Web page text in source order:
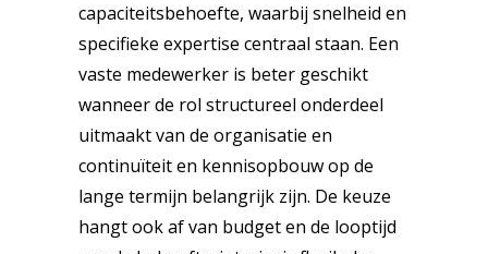
capaciteitsbehoefte, waarbij snelheid en
specifieke expertise centraal staan. Een
vaste medewerker is beter geschikt
wanneer de rol structureel onderdeel
uitmaakt van de organisatie en
continuïteit en kennisopbouw op de
lange termijn belangrijk zijn. De keuze
hangt ook af van budget en de looptijd